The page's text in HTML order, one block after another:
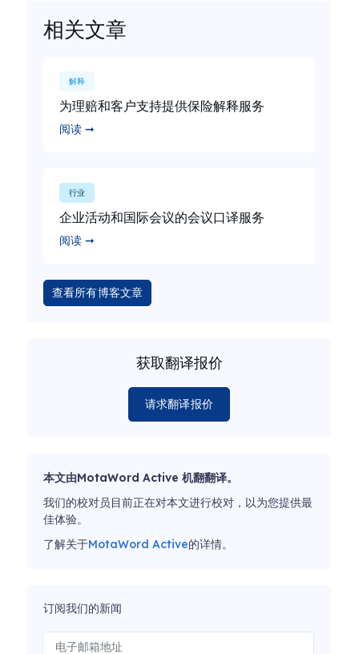
相关文章
解释
为理赔和客户支持提供保险解释服务
阅读 ➞
行业
企业活动和国际会议的会议口译服务
阅读 ➞
查看所有博客文章
获取翻译报价
请求翻译报价
本文由MotaWord Active 机翻翻译。
我们的校对员目前正在对本文进行校对，以为您提供最
佳体验。
了解关于MotaWord Active的详情。
订阅我们的新闻